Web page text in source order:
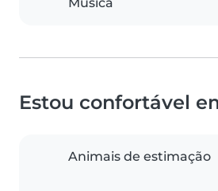
Estou confortável
Animais de estimação